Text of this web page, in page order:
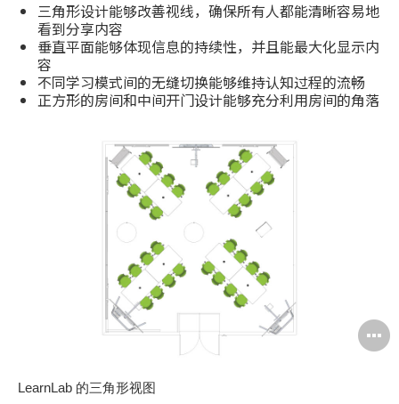
三角形设计能够改善视线，确保所有人都能清晰容易地
看到分享内容
垂直平面能够体现信息的持续性，并且能最大化显示内
容
不同学习模式间的无缝切换能够维持认知过程的流畅
正方形的房间和中间开门设计能够充分利用房间的角落
LearnLab 的三角形视图